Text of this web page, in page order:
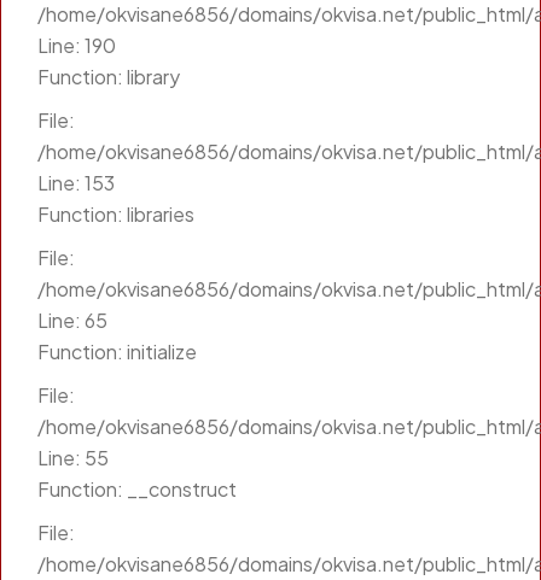
/home/okvisane6856/domains/okvisa.net/
Line: 190
Function: library
File:
/home/okvisane6856/domains/okvisa.net/
Line: 153
Function: libraries
File:
/home/okvisane6856/domains/okvisa.net/
Line: 65
Function: initialize
File:
/home/okvisane6856/domains/okvisa.net/
Line: 55
Function: __construct
File:
/home/okvisane6856/domains/okvisa.net/